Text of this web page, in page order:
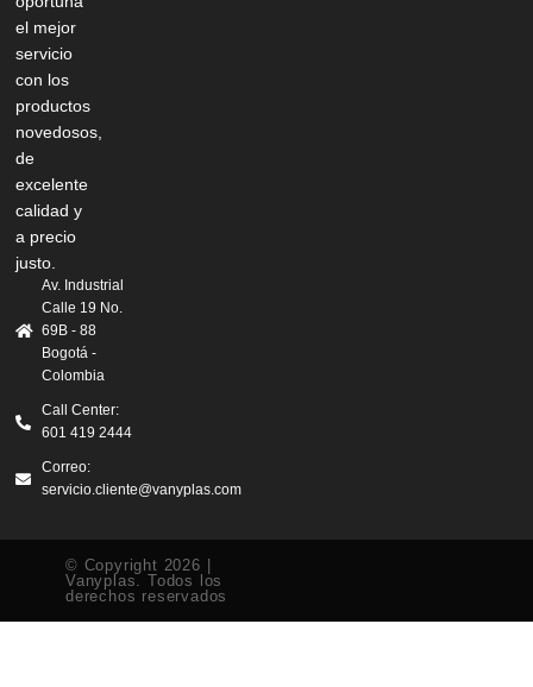
el mejor
servicio
con los
productos
novedosos,
de
excelente
calidad y
a precio
justo.
Av. Industrial
Calle 19 No.
69B - 88
Bogotá -
Colombia
Call Center:
601 419 2444
Correo:
servicio.cliente@vanyplas.com
© Copyright 2026 |
Vanyplas. Todos los
derechos reservados